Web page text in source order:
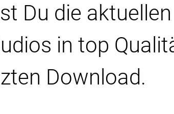
Du die
in top
Download.